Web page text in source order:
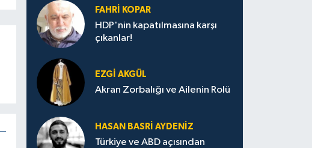
FAHRI KOPAR
HDP'nin kapatılmasına karşı
çıkanlar!
EZGI AKGÜL
Akran Zorbalığı ve Ailenin Rolü
HASAN BASRI AYDENIZ
Türkiye ve ABD açısından